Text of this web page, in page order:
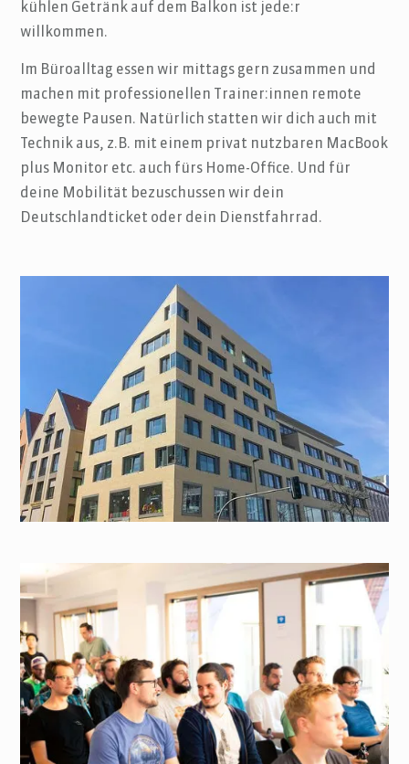
kühlen Getränk auf dem Balkon ist jede:r
willkommen.
Im Büroalltag essen wir mittags gern zusammen und
machen mit professionellen Trainer:innen remote
bewegte Pausen. Natürlich statten wir dich auch mit
Technik aus, z.B. mit einem privat nutzbaren MacBook
plus Monitor etc. auch fürs Home-Office. Und für
deine Mobilität bezuschussen wir dein
Deutschlandticket oder dein Dienstfahrrad.